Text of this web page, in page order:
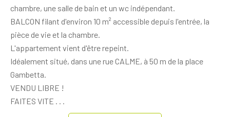
chambre, une salle de bain et un wc indépendant.
BALCON filant d'environ 10 m² accessible depuis l'entrée, la
pièce de vie et la chambre.
L'appartement vient d'être repeint.
Idéalement situé, dans une rue CALME, à 50 m de la place
Gambetta.
VENDU LIBRE !
FAITES VITE . . .